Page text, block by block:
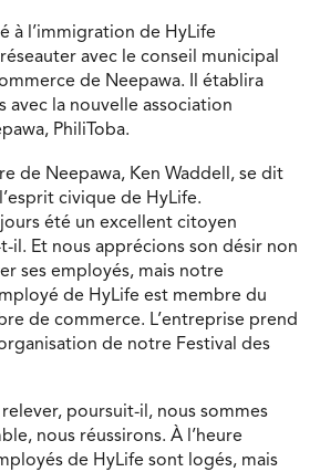
à l’immigration de HyLife
avec le conseil municipal
de Neepawa. Il établira
avec la nouvelle association
PhiliToba.
de Neepawa, Ken Waddell, se dit
civique de HyLife.
été un excellent citoyen
il. Et nous apprécions son désir non
ses employés, mais notre
de HyLife est membre du
de commerce. L’entreprise prend
de notre Festival des
poursuit-il, nous sommes
nous réussirons. À l’heure
de HyLife sont logés, mais